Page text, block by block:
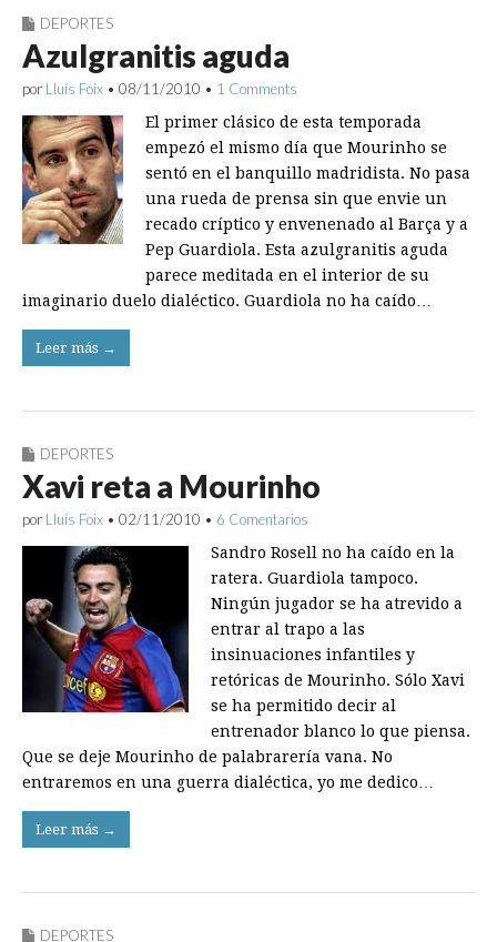
DEPORTES
Azulgranitis aguda
por Lluís Foix • 08/11/2010 • 1 Comments
El primer clásico de esta temporada
empezó el mismo día que Mourinho se
sentó en el banquillo madridista. No pasa
una rueda de prensa sin que envie un
recado críptico y envenenado al Barça y a
Pep Guardiola. Esta azulgranitis aguda
parece meditada en el interior de su
imaginario duelo dialéctico. Guardiola no ha caído…
Leer más →
DEPORTES
Xavi reta a Mourinho
por Lluís Foix • 02/11/2010 • 6 Comentarios
Sandro Rosell no ha caído en la
ratera. Guardiola tampoco.
Ningún jugador se ha atrevido a
entrar al trapo a las
insinuaciones infantiles y
retóricas de Mourinho. Sólo Xavi
se ha permitido decir al
entrenador blanco lo que piensa.
Que se deje Mourinho de palabrarería vana. No
entraremos en una guerra dialéctica, yo me dedico…
Leer más →
DEPORTES